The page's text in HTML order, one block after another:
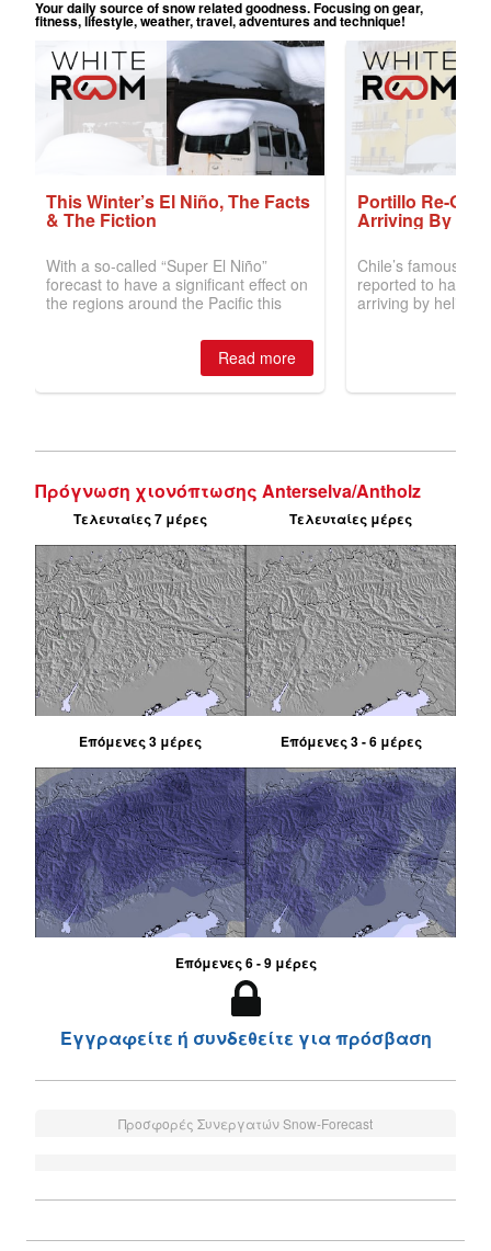
Πρόγνωση χιονόπτωσης Anterselva/Antholz
Τελευταίες 7 μέρες Τελευταίες μέρες
Επόμενες 3 μέρες Επόμενες 3 - 6 μέρες
Επόμενες 6 - 9 μέρες
Εγγραφείτε ή συνδεθείτε για πρόσβαση
Προσφορές Συνεργατών Snow-Forecast